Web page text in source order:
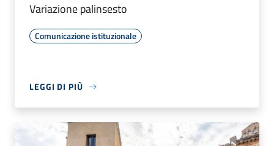
Variazione palinsesto
Comunicazione istituzionale
LEGGI DI PIÙ